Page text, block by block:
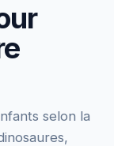
selon la